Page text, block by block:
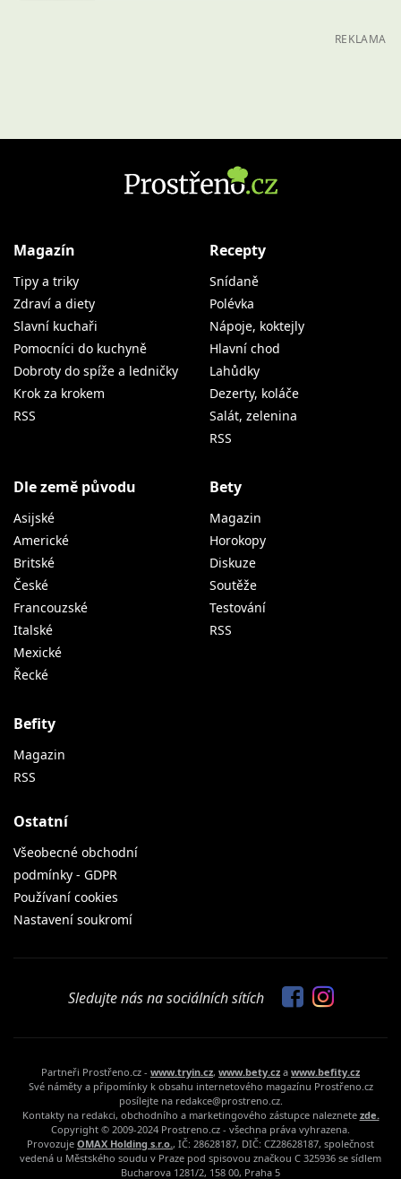
REKLAMA
Magazín
Tipy a triky
Zdraví a diety
Slavní kuchaři
Pomocníci do kuchyně
Dobroty do spíže a ledničky
Krok za krokem
RSS
Recepty
Snídaně
Polévka
Nápoje, koktejly
Hlavní chod
Lahůdky
Dezerty, koláče
Salát, zelenina
RSS
Dle země původu
Asijské
Americké
Britské
České
Francouzské
Italské
Mexické
Řecké
Bety
Magazin
Horokopy
Diskuze
Soutěže
Testování
RSS
Befity
Magazin
RSS
Ostatní
Všeobecné obchodní
podmínky - GDPR
Používaní cookies
Nastavení soukromí
Sledujte nás na sociálních sítích
Partneři Prostřeno.cz - www.tryin.cz, www.bety.cz a www.befity.cz
Své náměty a připomínky k obsahu internetového magazínu Prostřeno.cz
posílejte na redakce@prostreno.cz.
Kontakty na redakci, obchodního a marketingového zástupce naleznete zde.
Copyright © 2009-2024 Prostreno.cz - všechna práva vyhrazena.
Provozuje OMAX Holding s.r.o., IČ: 28628187, DIČ: CZ28628187, společnost
vedená u Městského soudu v Praze pod spisovou značkou C 325936 se sídlem
Bucharova 1281/2, 158 00, Praha 5